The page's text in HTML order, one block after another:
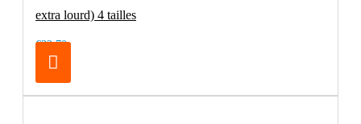
extra lourd) 4 tailles
€32.70